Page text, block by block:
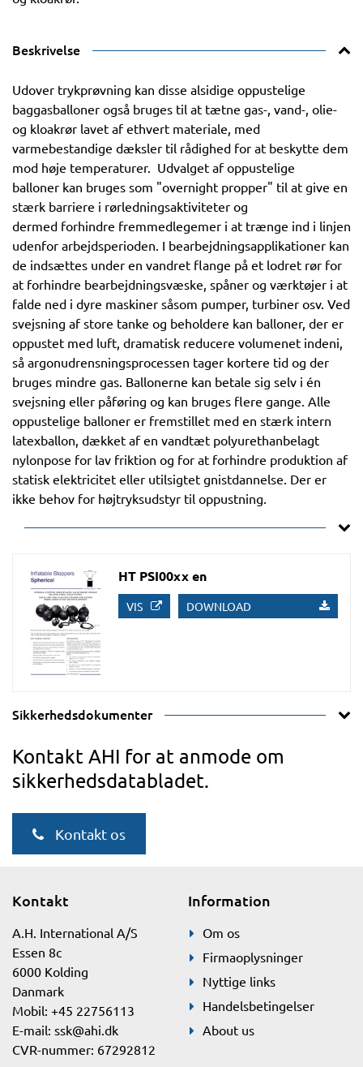
Beskrivelse
Udover trykprøvning kan disse alsidige oppustelige
baggasballoner også bruges til at tætne gas-, vand-, olie-
og kloakrør lavet af ethvert materiale, med
varmebestandige dæksler til rådighed for at beskytte dem
mod høje temperaturer. Udvalget af oppustelige
balloner kan bruges som "overnight propper" til at give en
stærk barriere i rørledningsaktiviteter og
dermed forhindre fremmedlegemer i at trænge ind i linjen
udenfor arbejdsperioden. I bearbejdningsapplikationer kan
de indsættes under en vandret flange på et lodret rør for
at forhindre bearbejdningsvæske, spåner og værktøjer i at
falde ned i dyre maskiner såsom pumper, turbiner osv. Ved
svejsning af store tanke og beholdere kan balloner, der er
oppustet med luft, dramatisk reducere volumenet indeni,
så argonudrensningsprocessen tager kortere tid og der
bruges mindre gas. Ballonerne kan betale sig selv i én
svejsning eller påføring og kan bruges flere gange. Alle
oppustelige balloner er fremstillet med en stærk intern
latexballon, dækket af en vandtæt polyurethanbelagt
nylonpose for lav friktion og for at forhindre produktion af
statisk elektricitet eller utilsigtet gnistdannelse. Der er
ikke behov for højtryksudstyr til oppustning.
HT PSI00xx en
VIS DOWNLOAD
Sikkerhedsdokumenter
Kontakt AHI for at anmode om
sikkerhedsdatabladet.
Kontakt os
Kontakt
A.H. International A/S
Essen 8c
6000 Kolding
Danmark
Mobil: +45 22756113
E-mail: ssk@ahi.dk
CVR-nummer: 67292812
Information
Om os
Firmaoplysninger
Nyttige links
Handelsbetingelser
About us